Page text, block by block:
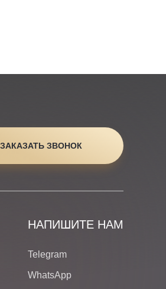
ЗАКАЗАТЬ ЗВОНОК
НАПИШИТЕ НАМ
Telegram
WhatsApp